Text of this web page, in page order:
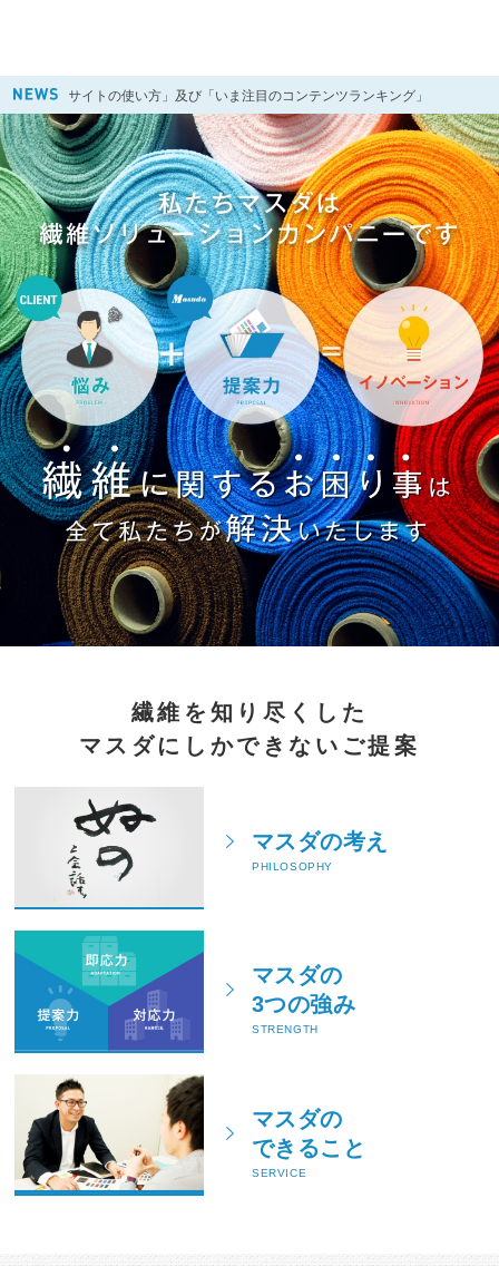
当サイトの使い方」及び「いま注目のコンテンツランキング」
繊維を知り尽くした
マスダにしかできないご提案
マスダの考え
PHILOSOPHY
マスダの
3つの強み
STRENGTH
マスダの
できること
SERVICE